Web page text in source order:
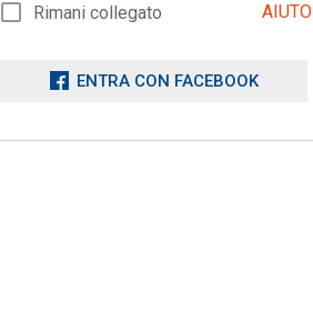
Rimani collegato AIUTO
ENTRA CON FACEBOOK